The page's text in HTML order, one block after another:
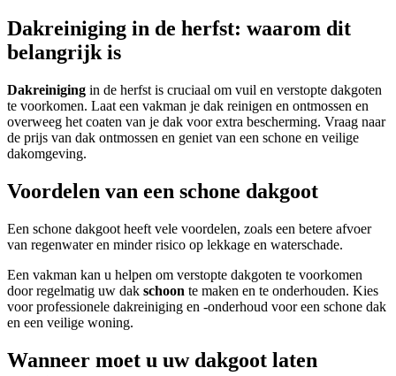
Dakreiniging in de herfst: waarom dit
belangrijk is
Dakreiniging in de herfst is cruciaal om vuil en verstopte dakgoten
te voorkomen. Laat een vakman je dak reinigen en ontmossen en
overweeg het coaten van je dak voor extra bescherming. Vraag naar
de prijs van dak ontmossen en geniet van een schone en veilige
dakomgeving.
Voordelen van een schone dakgoot
Een schone dakgoot heeft vele voordelen, zoals een betere afvoer
van regenwater en minder risico op lekkage en waterschade.
Een vakman kan u helpen om verstopte dakgoten te voorkomen
door regelmatig uw dak schoon te maken en te onderhouden. Kies
voor professionele dakreiniging en -onderhoud voor een schone dak
en een veilige woning.
Wanneer moet u uw dakgoot laten